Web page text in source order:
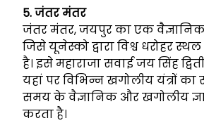
5. जंतर मंतर
जंतर मंतर, जयपुर का एक वैज्ञानिक
जिसे यूनेस्को द्वारा विश्व धरोहर
है। इसे महाराजा सवाई जय सिंह
यहां पर विभिन्न खगोलीय यंत्रों का
समय के वैज्ञानिक और खगोलीय
करता है।